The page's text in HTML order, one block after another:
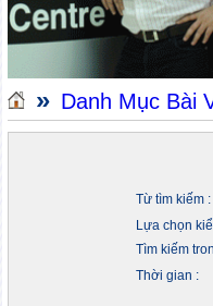
» Danh Mục Bài
Từ tìm kiếm :
Lựa chọn
Tìm kiếm
Thời gian :